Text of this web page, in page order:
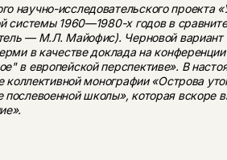
научно-исследовательского проекта
системы 1960—1980-х годов в
— М.Л. Майофис). Черновой вариант
в качестве доклада на конференции
в европейской перспективе». В
коллективной монографии «Острова
послевоенной школы», которая вскоре